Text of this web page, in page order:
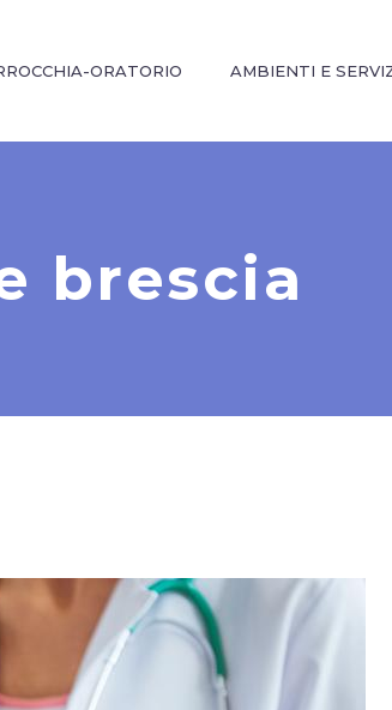
ORATORIO AMBIENTI E
brescia